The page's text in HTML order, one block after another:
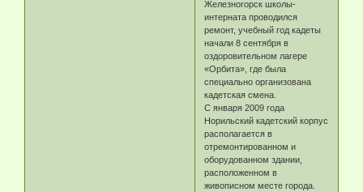
Железногорск школы-
интерната проводился
ремонт, учебный год кадеты
начали 8 сентября в
оздоровительном лагере
«Орбита», где была
специально организована
кадетская смена.
С января 2009 года
Норильский кадетский корпус
располагается в
отремонтированном и
оборудованном здании,
расположенном в
живописном месте города.